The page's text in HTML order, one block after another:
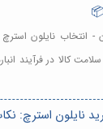
- انتخاب نایلون
کالا در فرآیند
نایلون استرچ: